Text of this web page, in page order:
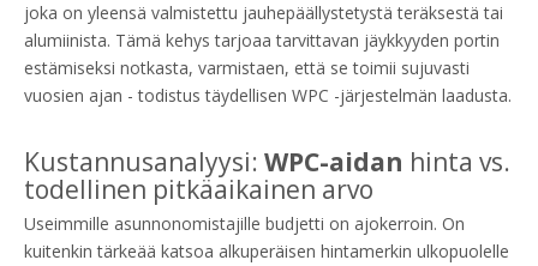
joka on yleensä valmistettu jauhepäällystetystä teräksestä tai
alumiinista. Tämä kehys tarjoaa tarvittavan jäykkyyden portin
estämiseksi notkasta, varmistaen, että se toimii sujuvasti
vuosien ajan - todistus täydellisen WPC -järjestelmän laadusta.
Kustannusanalyysi: WPC-aidan hinta vs.
todellinen pitkäaikainen arvo
Useimmille asunnonomistajille budjetti on ajokerroin. On
kuitenkin tärkeää katsoa alkuperäisen hintamerkin ulkopuolelle